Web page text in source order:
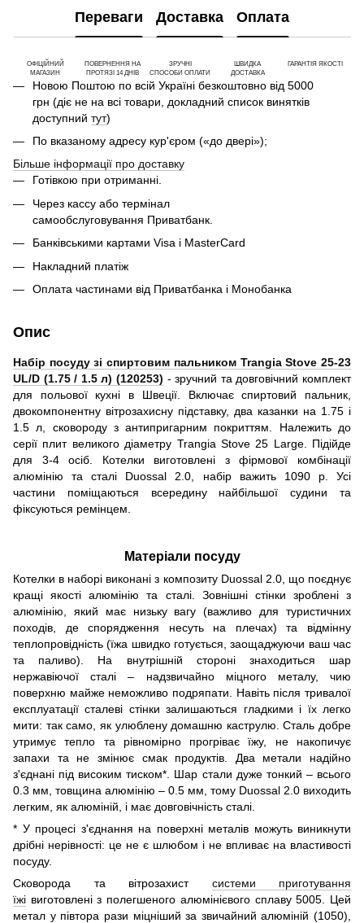
Переваги Доставка Оплата
ОФІЦІЙНИЙ
МАГАЗИН
ПОВЕРНЕННЯ НА
ПРОТЯЗІ 14 ДНІВ
ЗРУЧНІ
СПОСОБИ ОПЛАТИ
ШВИДКА
ДОСТАВКА
ГАРАНТІЯ ЯКОСТІ
Новою Поштою по всій Україні безкоштовно від 5000
грн (діє не на всі товари, докладний список винятків
доступний тут)
По вказаному адресу кур'єром («до двері»);
Більше інформації про доставку
Готівкою при отриманні.
Через кассу або термінал
самообслуговування Приватбанк.
Банківськими картами Visa і MasterCard
Накладний платіж
Оплата частинами від Приватбанка і Монобанка
Опис
Набір посуду зі спиртовим пальником Trangia Stove 25-23
UL/D (1.75 / 1.5 л) (120253) - зручний та довговічний комплект
для польової кухні в Швеції. Включає спиртовий пальник,
двокомпонентну вітрозахисну підставку, два казанки на 1.75 і
1.5 л, сковороду з антипригарним покриттям. Належить до
серії плит великого діаметру Trangia Stove 25 Large. Підійде
для 3-4 осіб. Котелки виготовлені з фірмової комбінації
алюмінію та сталі Duossal 2.0, набір важить 1090 р. Усі
частини поміщаються всередину найбільшої судини та
фіксуються ремінцем.
Матеріали посуду
Котелки в наборі виконані з композиту Duossal 2.0, що поєднує
кращі якості алюмінію та сталі. Зовнішні стінки зроблені з
алюмінію, який має низьку вагу (важливо для туристичних
походів, де спорядження несуть на плечах) та відмінну
теплопровідність (їжа швидко готується, заощаджуючи ваш час
та паливо). На внутрішній стороні знаходиться шар
нержавіючої сталі – надзвичайно міцного металу, чию
поверхню майже неможливо подряпати. Навіть після тривалої
експлуатації сталеві стінки залишаються гладкими і їх легко
мити: так само, як улюблену домашню каструлю. Сталь добре
утримує тепло та рівномірно прогріває їжу, не накопичує
запахи та не змінює смак продуктів. Два метали надійно
з'єднані під високим тиском*. Шар стали дуже тонкий – всього
0.3 мм, товщина алюмінію – 0.5 мм, тому Duossal 2.0 виходить
легким, як алюміній, і має довговічність сталі.
* У процесі з'єднання на поверхні металів можуть виникнути
дрібні нерівності: це не є шлюбом і не впливає на властивості
посуду.
Сковорода та вітрозахист системи приготування
їжі виготовлені з полегшеного алюмінієвого сплаву 5005. Цей
метал у півтора рази міцніший за звичайний алюміній (1050),